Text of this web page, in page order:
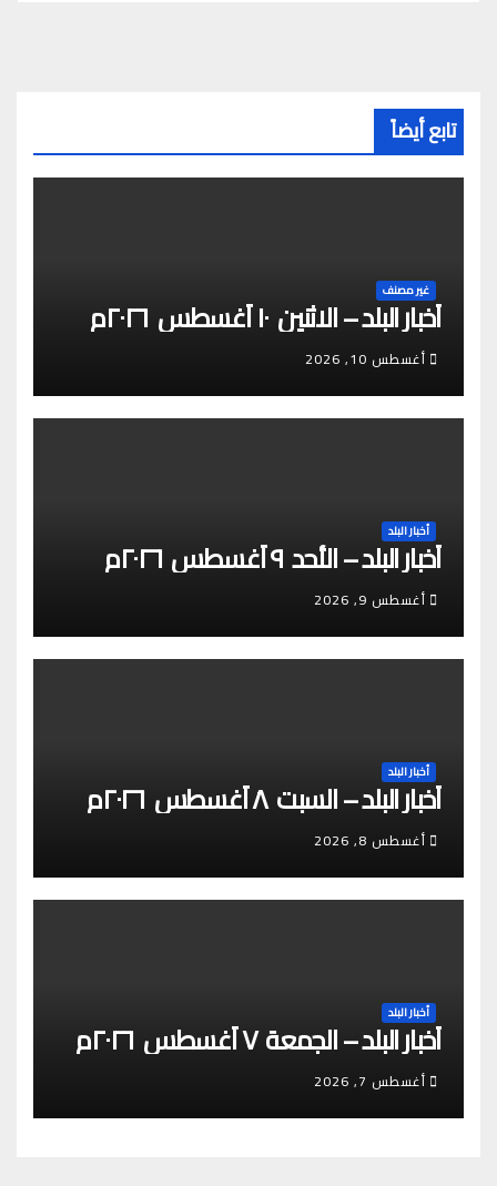
تابع أيضاً
غير مصنف
أخبار البلد – الاثنين ١٠ أغسطس ٢٠٢٦م
أغسطس 10, 2026
أخبار البلد
أخبار البلد – الأحد ٩ أغسطس ٢٠٢٦م
أغسطس 9, 2026
أخبار البلد
أخبار البلد – السبت ٨ أغسطس ٢٠٢٦م
أغسطس 8, 2026
أخبار البلد
أخبار البلد – الجمعة ٧ أغسطس ٢٠٢٦م
أغسطس 7, 2026